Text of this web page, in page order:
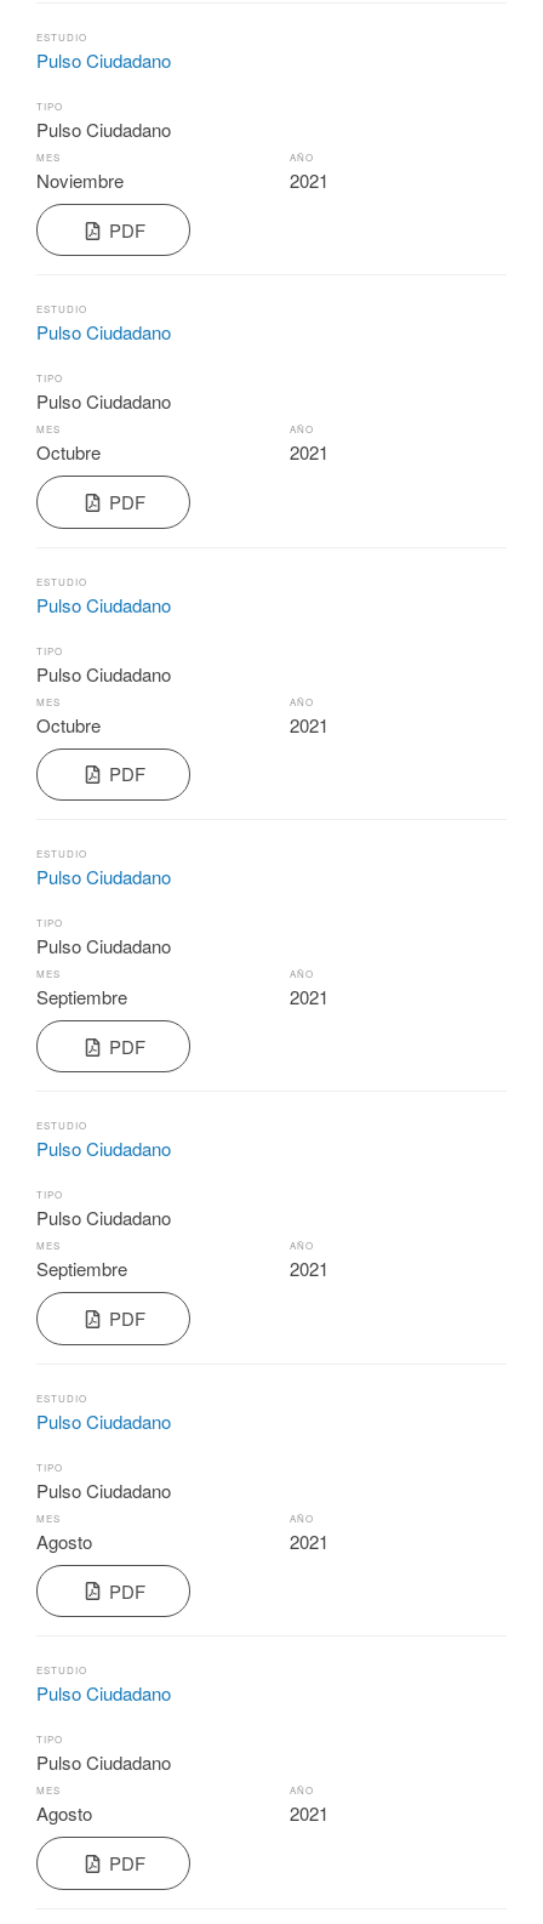
ESTUDIO
Pulso Ciudadano
TIPO
Pulso Ciudadano
MES
Noviembre
AÑO
2021
PDF
ESTUDIO
Pulso Ciudadano
TIPO
Pulso Ciudadano
MES
Octubre
AÑO
2021
PDF
ESTUDIO
Pulso Ciudadano
TIPO
Pulso Ciudadano
MES
Octubre
AÑO
2021
PDF
ESTUDIO
Pulso Ciudadano
TIPO
Pulso Ciudadano
MES
Septiembre
AÑO
2021
PDF
ESTUDIO
Pulso Ciudadano
TIPO
Pulso Ciudadano
MES
Septiembre
AÑO
2021
PDF
ESTUDIO
Pulso Ciudadano
TIPO
Pulso Ciudadano
MES
Agosto
AÑO
2021
PDF
ESTUDIO
Pulso Ciudadano
TIPO
Pulso Ciudadano
MES
Agosto
AÑO
2021
PDF